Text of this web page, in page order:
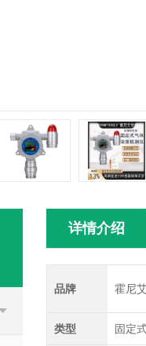
详情介绍
品牌 霍尼
类型 固定